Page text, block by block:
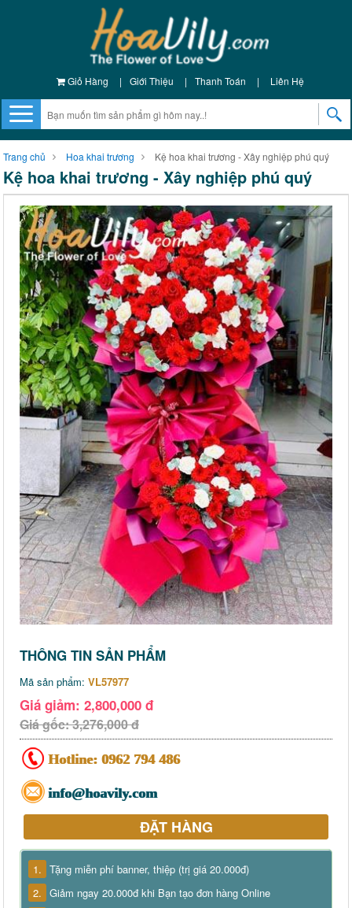
Giỏ Hàng | Giới Thiệu | Thanh Toán | Liên Hệ
Trang chủ Hoa khai trương Kệ hoa khai trương - Xây nghiệp phú quý
Kệ hoa khai trương - Xây nghiệp phú quý
THÔNG TIN SẢN PHẨM
Mã sản phẩm: VL57977
Giá giảm: 2,800,000 đ
Giá gốc: 3,276,000 đ
Hotline: 0962 794 486
info@hoavily.com
ĐẶT HÀNG
1. Tặng miễn phí banner, thiệp (trị giá 20.000đ)
2. Giảm ngay 20.000đ khi Bạn tạo đơn hàng Online